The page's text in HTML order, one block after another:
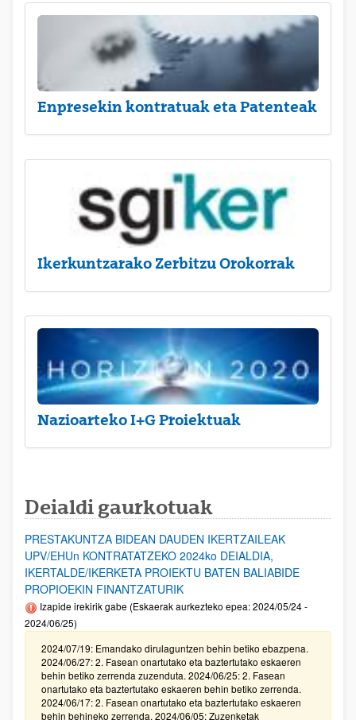
Enpresekin kontratuak eta Patenteak
Ikerkuntzarako Zerbitzu Orokorrak
Nazioarteko I+G Proiektuak
Deialdi gaurkotuak
PRESTAKUNTZA BIDEAN DAUDEN IKERTZAILEAK
UPV/EHUn KONTRATATZEKO 2024ko DEIALDIA,
IKERTALDE/IKERKETA PROIEKTU BATEN BALIABIDE
PROPIOEKIN FINANTZATURIK
Izapide irekirik gabe (Eskaerak aurkezteko epea: 2024/05/24 -
2024/06/25)
2024/07/19: Emandako dirulaguntzen behin betiko ebazpena.
2024/06/27: 2. Fasean onartutako eta baztertutako eskaeren
behin betiko zerrenda zuzenduta. 2024/06/25: 2. Fasean
onartutako eta baztertutako eskaeren behin betiko zerrenda.
2024/06/17: 2. Fasean onartutako eta baztertutako eskaeren
behin behineko zerrenda. 2024/06/05: Zuzenketak